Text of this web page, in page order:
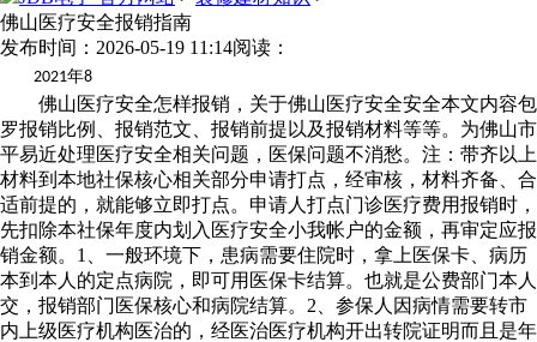
佛山医疗安全报销指南
发布时间：2026-05-19 11:14阅读：
2021年8
佛山医疗安全怎样报销，关于佛山医疗安全安全本文内容包
罗报销比例、报销范文、报销前提以及报销材料等等。为佛山市
平易近处理医疗安全相关问题，医保问题不消愁。注：带齐以上
材料到本地社保核心相关部分申请打点，经审核，材料齐备、合
适前提的，就能够立即打点。申请人打点门诊医疗费用报销时，
先扣除本社保年度内划入医疗安全小我帐户的金额，再审定应报
销金额。1、一般环境下，患病需要住院时，拿上医保卡、病历
本到本人的定点病院，即可用医保卡结算。也就是公费部门本人
交，报销部门医保核心和病院结算。2、参保人因病情需要转市
内上级医疗机构医治的，经医治医疗机构开出转院证明而且是年